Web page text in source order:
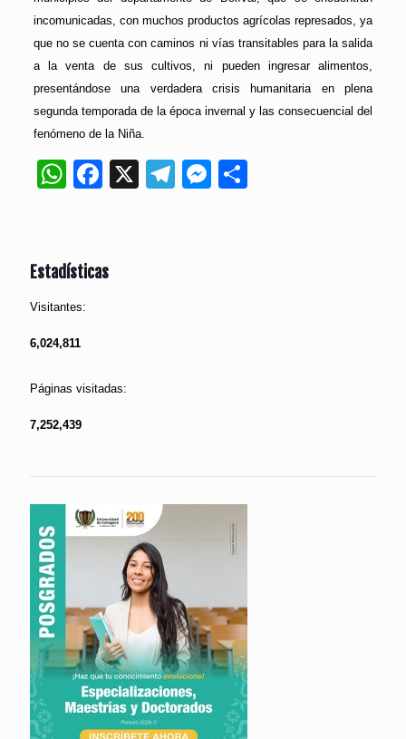
incomunicadas, con muchos productos agrícolas represados, ya
que no se cuenta con caminos ni vías transitables para la salida
a la venta de sus cultivos, ni pueden ingresar alimentos,
presentándose una verdadera crisis humanitaria en plena
segunda temporada de la época invernal y las consecuencial del
fenómeno de la Niña.
WhatsApp
Facebook
X Telegram
Messenger
Estadísticas
Visitantes:
6,024,811
Páginas visitadas:
7,252,439